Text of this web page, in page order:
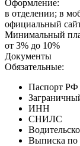
Оформление:
в отделении; в
официальный
Минимальный
от 3% до 10%
Документы
Обязательные:
Паспорт РФ
ИНН
СНИЛС
Выписка по